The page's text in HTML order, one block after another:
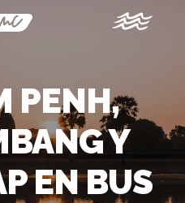
PENH,
Y
EN BUS